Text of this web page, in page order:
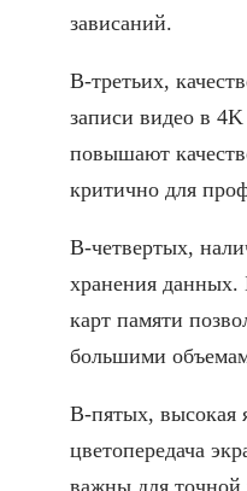
зависаний.
В-третьих,
записи видео в
повышают
критично для
В-четвертых,
хранения данных.
карт памяти
большими
В-пятых, высокая
цветопередача
важны для точной